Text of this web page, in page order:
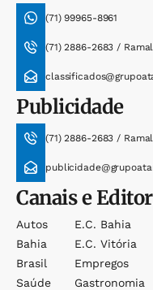
(71) 99965-8961
(71) 2886-2683 /
Publicidade
(71) 2886-2683 /
Canais e
Autos
Bahia
Brasil
Saúde
E.c. Bahia
E.c. Vitória
Empregos
Gastronomia